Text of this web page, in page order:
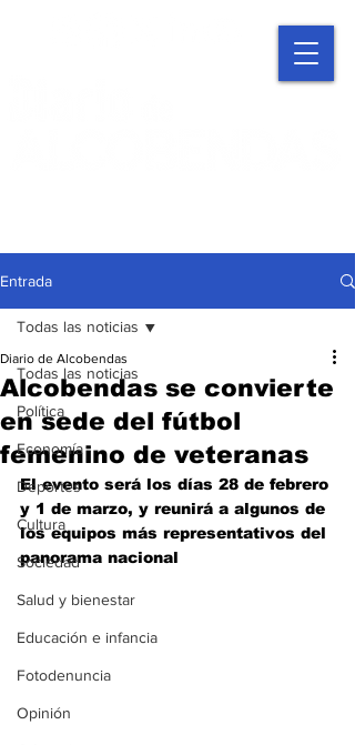
Entrada
Todas las noticias
Política
Economía
Deportes
Cultura
Sociedad
Salud y bienestar
Educación e infancia
Fotodenuncia
Opinión
Todas las noticias
Alcobendas se convierte
en sede del fútbol
femenino de veteranas
Diario de Alcobendas
El evento será los días 28 de febrero
y 1 de marzo, y reunirá a algunos de
los equipos más representativos del
panorama nacional